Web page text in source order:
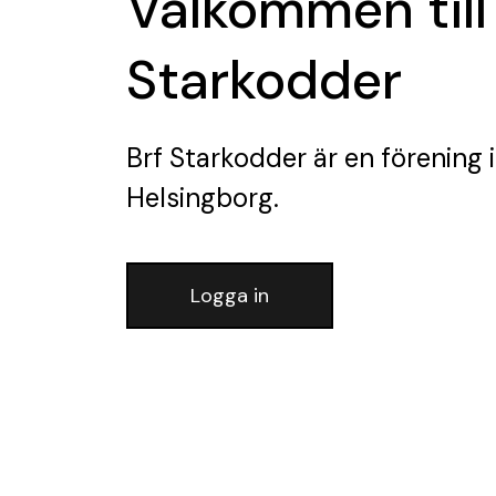
Starkodder
Brf Starkodder är en förening i
Helsingborg.
Logga in